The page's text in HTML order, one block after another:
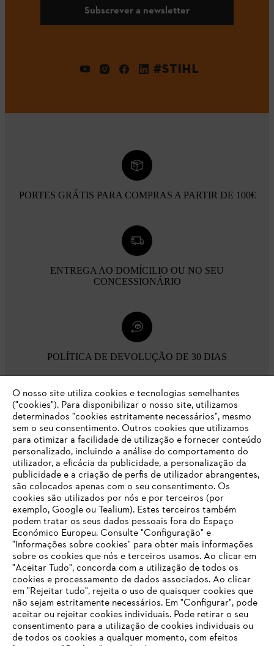
Subscrever a newsletter
#STIHL
PORTES GRÁTIS PARA COMPRAS A PARTIR DE 100€
ENTREGA AO DOMÍCILIO OU NO SEU
CONCESSIONÁRIO
POLÍTICA DE DEVOLUÇÃO DE 30 DIAS
Opções de pagamento
Empresa
FAQs Loja Online
Contacto
O SEU NAVEGADOR NÃO SUPORTA
ESTE WEBSITE
Está utilizar um navegador que ainda não suportamos. Para
obter o melhor uso de nosso site, recomendamos que altere
para um dos seguintes navegadores:
O nosso site utiliza cookies e tecnologias semelhantes
("cookies"). Para disponibilizar o nosso site, utilizamos
determinados "cookies estritamente necessários", mesmo
sem o seu consentimento. Outros cookies que utilizamos
para otimizar a facilidade de utilização e fornecer conteúdo
personalizado, incluindo a análise do comportamento do
utilizador, a eficácia da publicidade, a personalização da
publicidade e a criação de perfis de utilizador abrangentes,
são colocados apenas com o seu consentimento. Os
cookies são utilizados por nós e por terceiros (por
exemplo, Google ou Tealium). Estes terceiros também
podem tratar os seus dados pessoais fora do Espaço
Económico Europeu. Consulte "Configuração" e
"Informações sobre cookies" para obter mais informações
sobre os cookies que nós e terceiros usamos. Ao clicar em
"Aceitar Tudo", concorda com a utilização de todos os
cookies e processamento de dados associados. Ao clicar
em "Rejeitar tudo", rejeita o uso de quaisquer cookies que
não sejam estritamente necessários. Em "Configurar", pode
aceitar ou rejeitar cookies individuais. Pode retirar o seu
consentimento para a utilização de cookies individuais ou
de todos os cookies a qualquer momento, com efeitos